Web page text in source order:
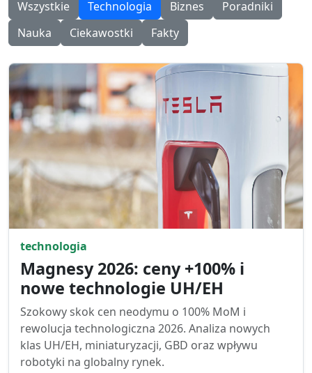
Wszystkie Technologia Biznes
Poradniki
Nauka
Ciekawostki Fakty
technologia
Magnesy 2026: ceny +100% i
nowe technologie UH/EH
Szokowy skok cen neodymu o 100% MoM i
rewolucja technologiczna 2026. Analiza nowych
klas UH/EH, miniaturyzacji, GBD oraz wpływu
robotyki na globalny rynek.